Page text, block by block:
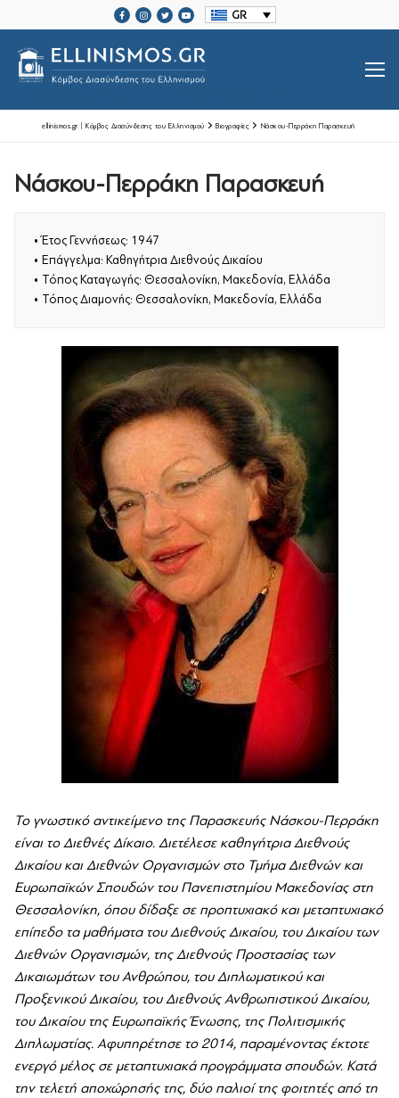
στο
περιεχόμενο
GR
Βιογραφίες Ελλήνων
Ιστορία Ελληνισμού
Ιστορία Ελληνισμού
Ελληνικές Οργανώσεις Διασποράς
ellinismos.gr | Κόμβος Διασύνδεσης του Ελληνισμού Βιογραφίες Νάσκου-Περράκη Παρασκευή
Νάσκου-Περράκη Παρασκευή
• Έτος Γεννήσεως: 1947
• Επάγγελμα: Καθηγήτρια Διεθνούς Δικαίου
• Τόπος Καταγωγής: Θεσσαλονίκη, Μακεδονία, Ελλάδα
• Τόπος Διαμονής: Θεσσαλονίκη, Μακεδονία, Ελλάδα
Το γνωστικό αντικείμενο της Παρασκευής Νάσκου-Περράκη
είναι το Διεθνές Δίκαιο. Διετέλεσε καθηγήτρια Διεθνούς
Δικαίου και Διεθνών Οργανισμών στο Τμήμα Διεθνών και
Ευρωπαϊκών Σπουδών του Πανεπιστημίου Μακεδονίας στη
Θεσσαλονίκη, όπου δίδαξε σε προπτυχιακό και μεταπτυχιακό
επίπεδο τα μαθήματα του Διεθνούς Δικαίου, του Δικαίου των
Διεθνών Οργανισμών, της Διεθνούς Προστασίας των
Δικαιωμάτων του Ανθρώπου, του Διπλωματικού και
Προξενικού Δικαίου, του Διεθνούς Ανθρωπιστικού Δικαίου,
του Δικαίου της Ευρωπαϊκής Ένωσης, της Πολιτισμικής
Διπλωματίας. Αφυπηρέτησε το 2014, παραμένοντας έκτοτε
ενεργό μέλος σε μεταπτυχιακά προγράμματα σπουδών. Κατά
την τελετή αποχώρησής της, δύο παλιοί της φοιτητές από τη